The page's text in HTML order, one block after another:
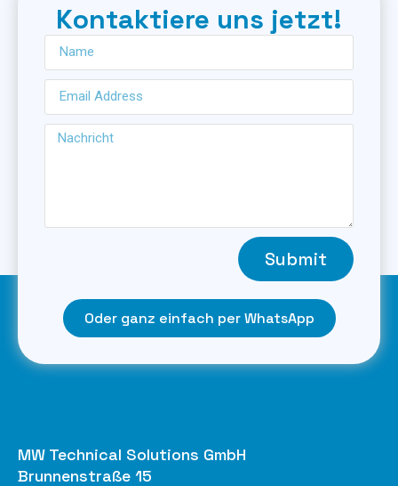
Kontaktiere uns jetzt!
Submit
Oder ganz einfach per WhatsApp
MW Technical Solutions GmbH
Brunnenstraße 15